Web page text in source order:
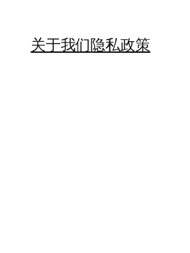
关于我们隐私政策